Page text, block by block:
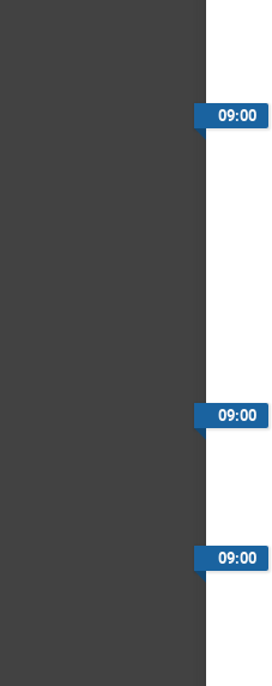
09:00
09:00
09:00